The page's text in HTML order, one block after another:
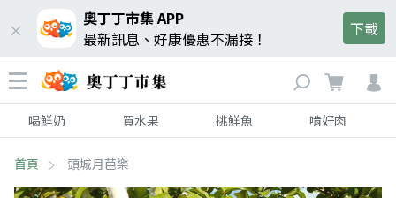
奧丁丁市集 APP
最新訊息、好康優惠不漏接！
下載
喝鮮奶 買水果 挑鮮魚 啃好肉
首頁 頭城月芭樂